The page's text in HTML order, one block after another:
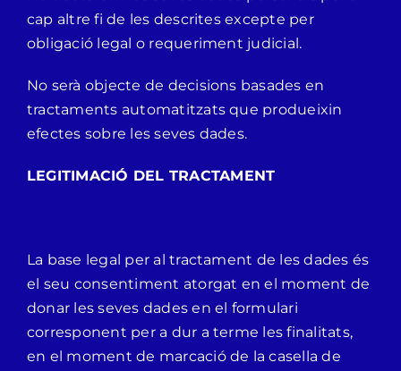
cap altre fi de les descrites excepte per
obligació legal o requeriment judicial.
No serà objecte de decisions basades en
tractaments automatitzats que produeixin
efectes sobre les seves dades.
LEGITIMACIÓ DEL TRACTAMENT
La base legal per al tractament de les dades és
el seu consentiment atorgat en el moment de
donar les seves dades en el formulari
corresponent per a dur a terme les finalitats,
en el moment de marcació de la casella de